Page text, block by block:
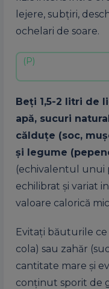
lejere, subţiri,
ochelari de soare.
Beţi 1,5-2 litri de
apă, sucuri
călduţe (soc,
şi legume
(echivalentul unui
echilibrat şi variat
valoare calorică
Evitaţi băuturile ce
cola) sau zahăr
cantitate mare şi
conţinut sporit de